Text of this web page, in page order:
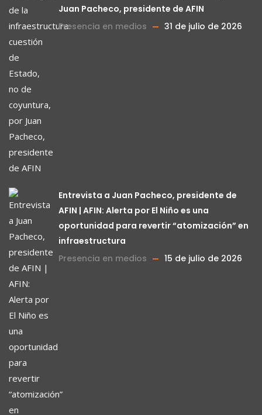
Juan Pacheco, presidente de AFIN
Presencia en medios
31 de julio de 2026
Entrevista a Juan Pacheco, presidente de
AFIN | AFIN: Alerta por El Niño es una
oportunidad para revertir “atomización” en
infraestructura
Presencia en medios
15 de julio de 2026